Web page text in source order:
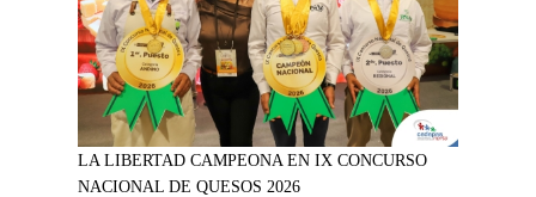
LA LIBERTAD CAMPEONA EN IX CONCURSO
NACIONAL DE QUESOS 2026